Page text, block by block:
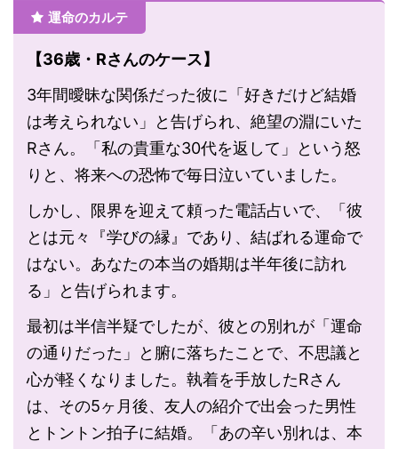
運命のカルテ
【36歳・Rさんのケース】
3年間曖昧な関係だった彼に「好きだけど結婚
は考えられない」と告げられ、絶望の淵にいた
Rさん。「私の貴重な30代を返して」という怒
りと、将来への恐怖で毎日泣いていました。
しかし、限界を迎えて頼った電話占いで、「彼
とは元々『学びの縁』であり、結ばれる運命で
はない。あなたの本当の婚期は半年後に訪れ
る」と告げられます。
最初は半信半疑でしたが、彼との別れが「運命
の通りだった」と腑に落ちたことで、不思議と
心が軽くなりました。執着を手放したRさん
は、その5ヶ月後、友人の紹介で出会った男性
とトントン拍子に結婚。「あの辛い別れは、本